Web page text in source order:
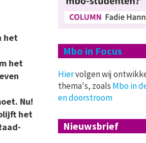
het
het
Nu!
het
Mbo in Focus
Hiervolgen wij
thema's, zoals Mbo in
en doorstroom
Nieuwsbrief